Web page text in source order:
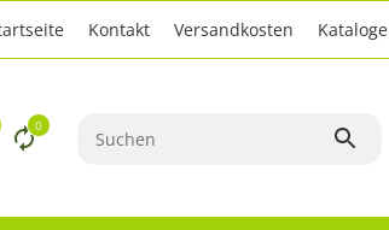
Kontakt Versandkosten Kataloge
0